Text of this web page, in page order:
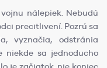
nálepiek. Nebudú
precitlivení. Pozrú sa
vyznačia, odstránia
niekde sa jednoducho